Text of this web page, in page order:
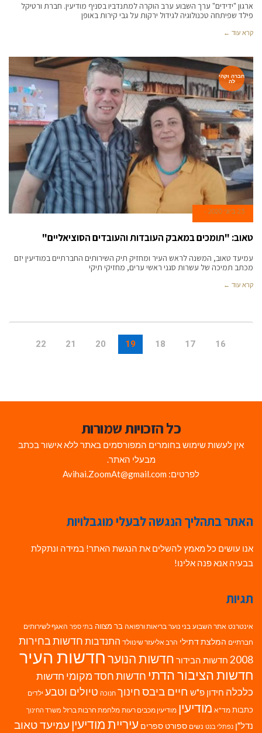
ארגון "ידידים" ערך השבוע ערב הוקרה למתנדביו בסניף מודיעין. חברת ורטיקל
פילד שפיתחה טכנולוגיה לגידול ירקות על גבי קירות באופן
קרא עוד ←
חברה וקהי
לה
23 ביוני 2020
טאוב: "תומכים במאבק העובדות והעובדים הסוציאליים"
עמיעד טאוב, המשנה לראש העיר ומחזיק תיק השירותים החברתיים במודיעין יזם
מכתב תמיכה של עשרות סגני ראשי ערים, מחזיקי תיקי
קרא עוד ←
16
17
18
19
20
21
22
כל הזכויות שמורות
אין לעשות שימוש בחומרים המפורסמים באתר ללא אישור בכתב
מבעלי האתר.
לפרטים: Avihai.ZoomAt@gmail.com
האתר בתהליך הנגשה לבעלי מוגבלויות
אנו עושים כל מאמץ להשלים את הנגשת האתר! במידה ונתקלת
בבעיה אנא פנה אלינו!
תגיות
אינטרנט אתר השבוע בני נוער בריאות ורפואה בר מצווה בתי ספר האגף לשירותים
חברתיים המלצת דתילי הרב אליעזר שינוולד התנדבות חדשות בחירות
2008 חדשות הבידור חדשות הנוערחדשות העיר
חדשות הציבור הדתי חדשות חסד מקומי חדשות
כלכלה חידון פ"ש חיים ביבסחינוך חנוכה טיולים וטבע ילדים
כתבות מד"א מודיעין מודיעין מכבים רעות מלחמת חרבות ברזל משרד החינוך
נדל"ן נפתלי בנט נשים ספורט ספרים עיריית מודיעין עמיעד טאוב